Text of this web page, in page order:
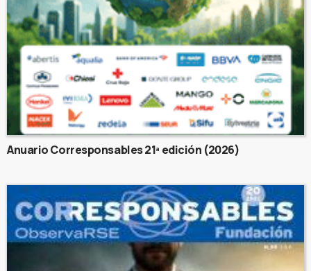
Anuario Corresponsables 21ª edición (2026)